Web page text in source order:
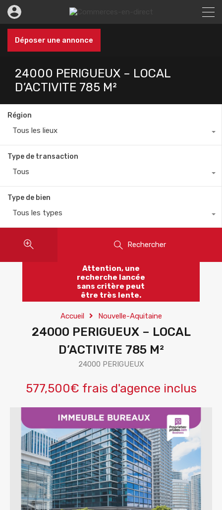
Déposer une annonce
24000 PERIGUEUX – LOCAL
D’ACTIVITE 785 M²
Région
Tous les lieux
Type de transaction
Tous
Type de bien
Tous les types
Rechercher
Attention, une
recherche lancée
sans critère peut
être très lente.
Accueil Nouvelle-Aquitaine
24000 PERIGUEUX – LOCAL
D’ACTIVITE 785 M²
24000 PERIGUEUX
577,500€ frais d'agence inclus